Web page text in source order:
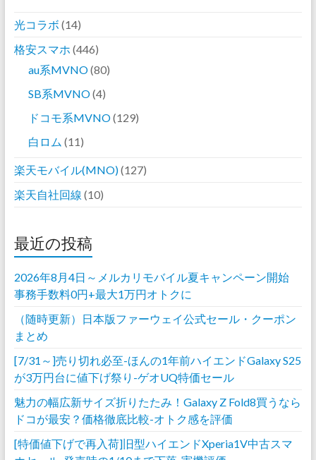
光コラボ (14)
格安スマホ (446)
au系MVNO(80)
SB系MVNO(4)
ドコモ系MVNO(129)
白ロム (11)
楽天モバイル(MNO)(127)
楽天自社回線 (10)
最近の投稿
2026年8月4日～メルカリモバイル夏キャンペーン開始
事務手数料0円+最大1万円オトクに
（随時更新）日本版ファーウェイ公式セール・クーポン
まとめ
[7/31～]売り切れ必至-ほんの1年前ハイエンドGalaxy S25
が3万円台に値下げ祭り-ゲオUQ特価セール
魅力の幅広新サイズ折りたたみ！Galaxy Z Fold8買うなら
ドコが最安？価格徹底比較-オトク感を評価
[特価値下げで再入荷]旧型ハイエンドXperia1V中古スマ